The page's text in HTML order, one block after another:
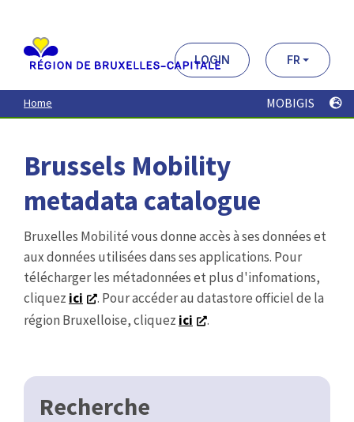
contenu
principal
LOGIN FR
Home MOBIGIS
Brussels Mobility
metadata catalogue
Bruxelles Mobilité vous donne accès à ses données et
aux données utilisées dans ses applications. Pour
télécharger les métadonnées et plus d'infomations,
cliquez ici
. Pour accéder au datastore officiel de la
région Bruxelloise, cliquez ici .
Recherche